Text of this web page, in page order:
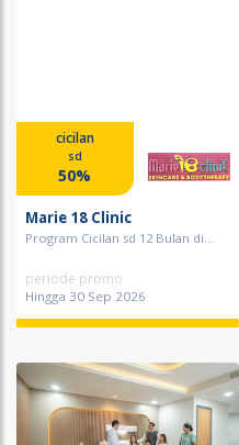
cicilan
sd
50%
Marie 18 Clinic
Program Cicilan sd 12 Bulan di...
periode promo
Hingga 30 Sep 2026